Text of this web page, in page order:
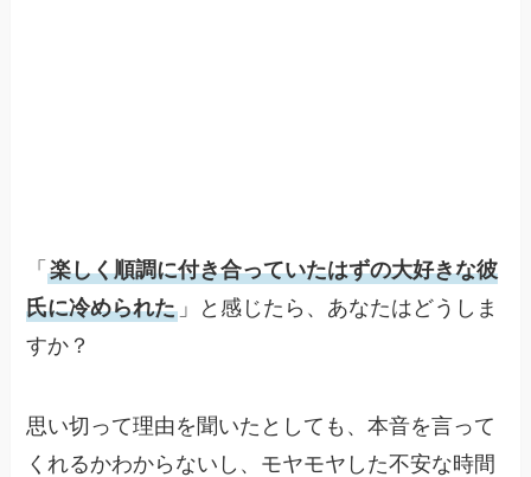
「楽しく順調に付き合っていたはずの大好きな彼
氏に冷められた 」と感じたら、あなたはどうしま
すか？
思い切って理由を聞いたとしても、本音を言って
くれるかわからないし、モヤモヤした不安な時間